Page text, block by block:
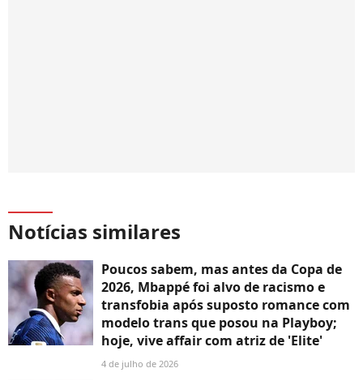
Notícias similares
Poucos sabem, mas antes da Copa de
2026, Mbappé foi alvo de racismo e
transfobia após suposto romance com
modelo trans que posou na Playboy;
hoje, vive affair com atriz de 'Elite'
4 de julho de 2026